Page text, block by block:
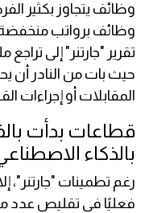
وظائف يتجاوز بكثير
وظائف برواتب
تقرير "جارتنر" إلى
حيث بات من النادر أن
المقابلات أو إجراءات
قطاعات بدأت
بالذكاء
رغم تطمينات "جارتنر"،
فعليًا في تقليص عدد